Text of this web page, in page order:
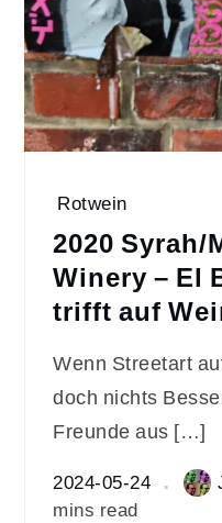
Rotwein
2020 Syrah/
Winery – El
trifft auf
Wenn Streetart
doch nichts
Freunde aus […]
2024-05-24
mins read